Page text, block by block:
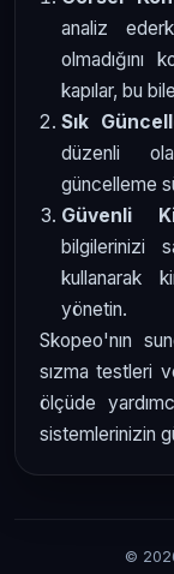
analiz
olmadığını
kapılar, bu
Sık
düzenli
güncelleme
Güvenli
bilgilerinizi
kullanarak
yönetin.
Skopeo'nın
sızma testleri
ölçüde
sistemlerinizin
©